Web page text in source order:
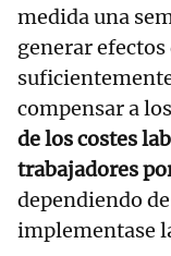
medida una
generar
compensar a
de los costes
trabajadores
dependiendo
implementase